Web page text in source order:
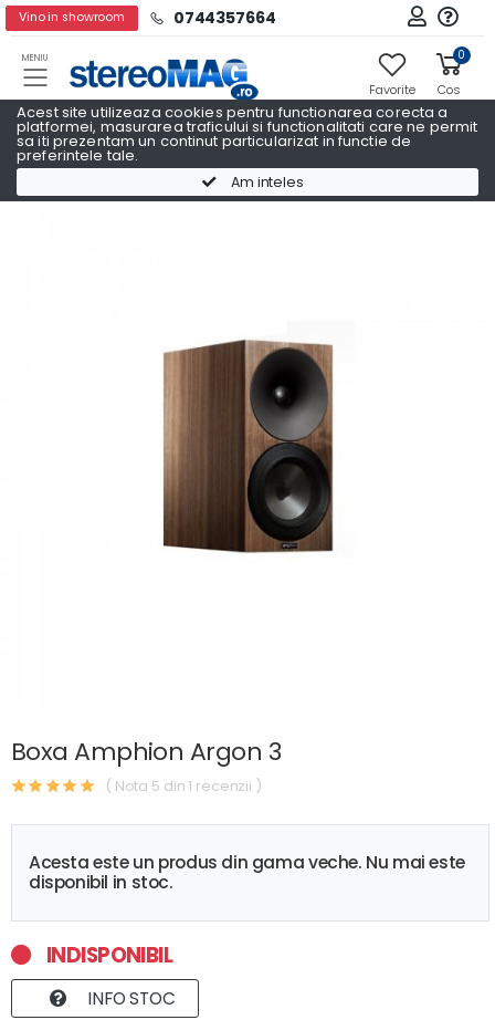
Acest site utilizeaza cookies pentru functionarea corecta a
platformei, masurarea traficului si functionalitati care ne permit
sa iti prezentam un continut particularizat in functie de
preferintele tale.
Am inteles
Vino in showroom 0744357664
MENIU
Favorite
0
Cos
Boxe raft AMPHION
Boxa Amphion Argon 3
( Nota 5 din 1 recenzii )
Acesta este un produs din gama veche. Nu mai este
disponibil in stoc.
INDISPONIBIL
INFO STOC